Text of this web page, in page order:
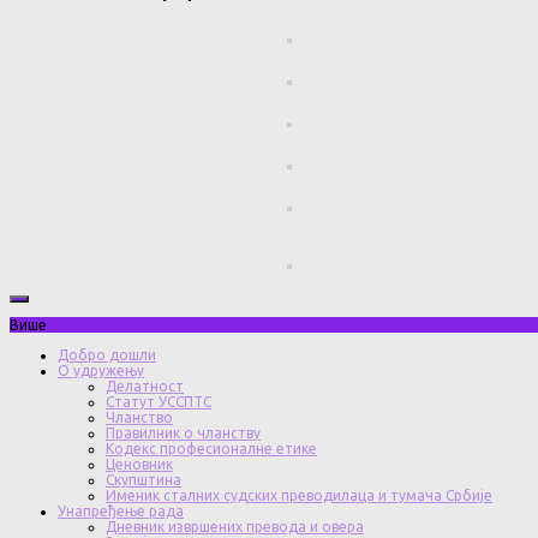
Више
Добро дошли
О удружењу
Делатност
Статут УССПТС
Чланство
Правилник о чланству
Кодекс професионалне етике
Ценовник
Скупштина
Именик сталних судских преводилаца и тумача Србије
Унапређење рада
Дневник извршених превода и овера